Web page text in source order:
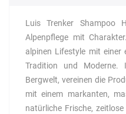
Luis Trenker Shampoo
Alpenpflege mit
alpinen Lifestyle mit einer
Tradition und Moderne.
Bergwelt, vereinen die
mit einem markanten,
natürliche Frische,